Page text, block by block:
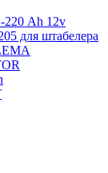
220 Ah 12v
для штабелера